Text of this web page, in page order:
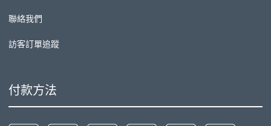
聯絡我們
訪客訂單追蹤
付款方法